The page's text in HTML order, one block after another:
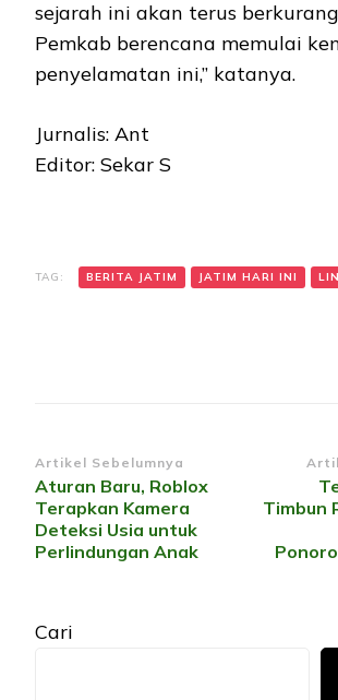
sejarah ini akan terus
Pemkab berencana memulai
penyelamatan ini,” katanya.
Jurnalis: Ant
Editor: Sekar S
TAG: BERITA JATIM JATIM HARI INI
Navigasi
Artikel
Artikel Sebelumnya
Aturan Baru, Roblox
Terapkan Kamera
Deteksi Usia untuk
Perlindungan Anak
Timbun
Cari